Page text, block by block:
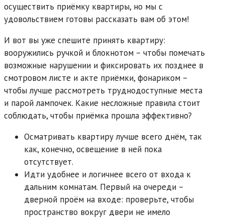
осуществить приёмку квартиры, но мы с
удовольствием готовы рассказать вам об этом!
И вот вы уже спешите принять квартиру:
вооружились ручкой и блокнотом – чтобы помечать
возможные нарушении и фиксировать их позднее в
смотровом листе и акте приёмки, фонариком –
чтобы лучше рассмотреть труднодоступные места
и парой лампочек. Какие несложные правила стоит
соблюдать, чтобы приёмка прошла эффективно?
Осматривать квартиру лучше всего днём, так
как, конечно, освещение в ней пока
отсутствует.
Идти удобнее и логичнее всего от входа к
дальним комнатам. Первый на очереди –
дверной проём на входе: проверьте, чтобы
пространство вокруг двери не имело